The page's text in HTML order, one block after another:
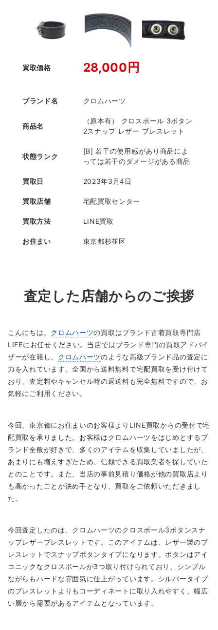
買取価格 28,000円
ブランド名 クロムハーツ
商品名
（原本有） クロスボール 3ボタン
2スナップ レザー ブレスレット
状態ランク
[B] 若干の使用感があり商品によ
っては若干のダメージがある商品
買取日 2023年3月4日
買取店舗 宅配買取センター
買取方法 LINE買取
お住まい 東京都杉並区
査定した店舗からのご挨拶
こんにちは。 クロムハーツの買取はブランド古着買取専門店
LIFEにお任せください。当店ではブランド専門の買取アドバイ
ザーが在籍し、 クロムハーツのような高級ブランド品の査定に
力を入れています。全国から送料無料で宅配買取を受け付けて
おり、査定料やキャンセル時の返送料も完全無料ですので、お
気軽にご利用ください。
今回、東京都にお住まいのお客様よりLINE買取からの受付で宅
配買取を承りました。お客様はクロムハーツをはじめとするブ
ランド全般が好きで、多くのアイテムを収集していましたが、
あまりにも増えすぎたため、信頼できる買取業者を探していた
とのことです。また、当店の事前見積り価格が他の買取店より
も高かったことが決め手となり、買取をご依頼いただきまし
た。
今回査定したのは、クロムハーツのクロスボール3ボタンスナ
ップレザーブレスレットです。このアイテムは、レザー製のブ
レスレットでスナップボタンタイプになります。ボタンはアイ
コニックなクロスボールが3つ取り付けられており、シンプル
ながらもハードな雰囲気に仕上がっています。シルバータイプ
のブレスレットよりもコーディネートに取り入れやすく、幅広
い層から需要があるアイテムとなっています。